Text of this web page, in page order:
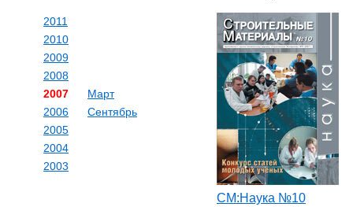
2011
2010
2009
2008
2007
Март
Сентябрь
2006
2005
2004
2003
СМ:Наука №10